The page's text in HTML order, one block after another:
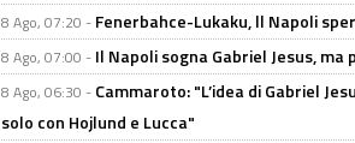
8 Ago, 07:20 - Fenerbahce-Lukaku, ll Napoli
8 Ago, 07:00 - Il Napoli sogna Gabriel Jesus,
8 Ago, 06:30 - Cammaroto: "L’idea di Gabriel
solo con Hojlund e Lucca"